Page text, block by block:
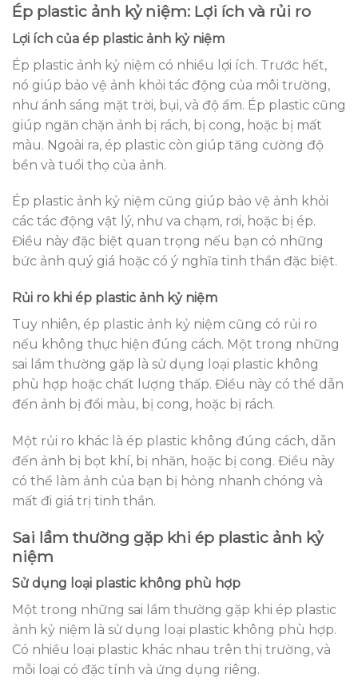
Ép plastic ảnh kỷ niệm: Lợi ích và rủi ro
Lợi ích của ép plastic ảnh kỷ niệm
Ép plastic ảnh kỷ niệm có nhiều lợi ích. Trước hết,
nó giúp bảo vệ ảnh khỏi tác động của môi trường,
như ánh sáng mặt trời, bụi, và độ ẩm. Ép plastic cũng
giúp ngăn chặn ảnh bị rách, bị cong, hoặc bị mất
màu. Ngoài ra, ép plastic còn giúp tăng cường độ
bền và tuổi thọ của ảnh.
Ép plastic ảnh kỷ niệm cũng giúp bảo vệ ảnh khỏi
các tác động vật lý, như va chạm, rơi, hoặc bị ép.
Điều này đặc biệt quan trọng nếu bạn có những
bức ảnh quý giá hoặc có ý nghĩa tinh thần đặc biệt.
Rủi ro khi ép plastic ảnh kỷ niệm
Tuy nhiên, ép plastic ảnh kỷ niệm cũng có rủi ro
nếu không thực hiện đúng cách. Một trong những
sai lầm thường gặp là sử dụng loại plastic không
phù hợp hoặc chất lượng thấp. Điều này có thể dẫn
đến ảnh bị đổi màu, bị cong, hoặc bị rách.
Một rủi ro khác là ép plastic không đúng cách, dẫn
đến ảnh bị bọt khí, bị nhăn, hoặc bị cong. Điều này
có thể làm ảnh của bạn bị hỏng nhanh chóng và
mất đi giá trị tinh thần.
Sai lầm thường gặp khi ép plastic ảnh kỷ
niệm
Sử dụng loại plastic không phù hợp
Một trong những sai lầm thường gặp khi ép plastic
ảnh kỷ niệm là sử dụng loại plastic không phù hợp.
Có nhiều loại plastic khác nhau trên thị trường, và
mỗi loại có đặc tính và ứng dụng riêng.